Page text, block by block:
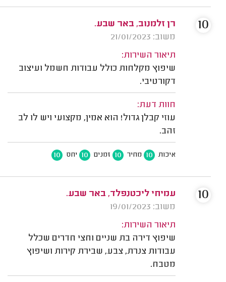
רן זלמנוב, באר שבע.
משוב: 21/01/2023
תיאור השירות:
שיפוץ מקלחות כולל עבודות חשמל ועיצוב
דקורטיבי.
חוות דעת:
עוזי קבלן גדול! הוא אמין, מקצועי ויש לו לב
זהב.
איכות 10 מחיר 10 זמנים 10 יחס 10
10
עמיחי ליכטנפלד, באר שבע.
משוב: 19/01/2023
תיאור השירות:
שיפוץ דירה בת שניים וחצי חדרים שכלל
עבודות צנרת, צבע, שבירת קירות ושיפוץ
מטבח.
10